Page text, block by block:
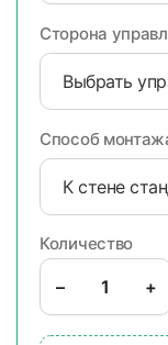
Сторона
Выбрать
Способ
К стене
Количество
– +